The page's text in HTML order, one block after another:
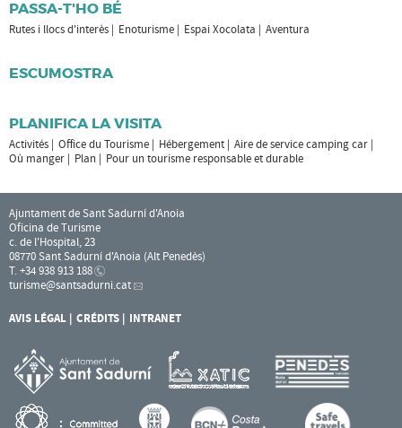
PASSA-T'HO BÉ
Rutes i llocs d'interès Enoturisme Espai Xocolata Aventura
ESCUMOSTRA
PLANIFICA LA VISITA
Activités Office du Tourisme Hébergement
Aire de service camping car
Où manger
Plan Pour un tourisme responsable et durable
Ajuntament de Sant Sadurní d'Anoia
Oficina de Turisme
c. de l'Hospital, 23
08770 Sant Sadurní d'Anoia (Alt Penedès)
T. +34 938 913 188
turisme@santsadurni.cat
AVIS LÉGAL CRÉDITS INTRANET